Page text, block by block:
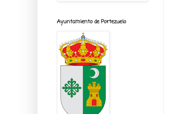
Ayuntamiento de Portezuelo